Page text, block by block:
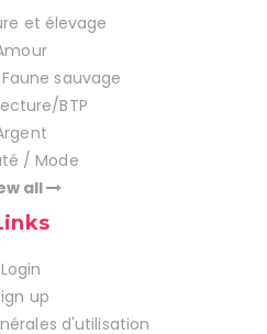
et élevage
sauvage
BTP
/ Mode
all
Login
up
d'utilisation